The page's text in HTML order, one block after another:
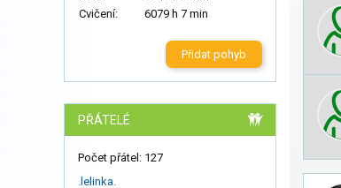
Cvičení:
6079 h 7 min
Přidat pohyb
PŘÁTELÉ
Počet přátel: 127
.lelinka.